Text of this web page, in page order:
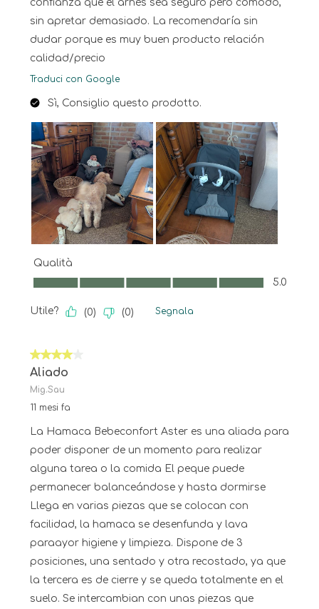
confianza que el arnés sea seguro pero cómodo,
sin apretar demasiado. La recomendaría sin
dudar porque es muy buen producto relación
calidad/precio
Traduci con Google
Sì, Consiglio questo prodotto.
Qualità
Qualità, 5.0 su 5
5.0
Utile? (0) (0) Segnala
4 su 5 stelle.
Aliado
Mig.Sau
11 mesi fa
La Hamaca Bebeconfort Aster es una aliada para
poder disponer de un momento para realizar
alguna tarea o la comida El peque puede
permanecer balanceándose y hasta dormirse
Llega en varias piezas que se colocan con
facilidad, la hamaca se desenfunda y lava
paraayor higiene y limpieza. Dispone de 3
posiciones, una sentado y otra recostado, ya que
la tercera es de cierre y se queda totalmente en el
suelo. Se intercambian con unas piezas que